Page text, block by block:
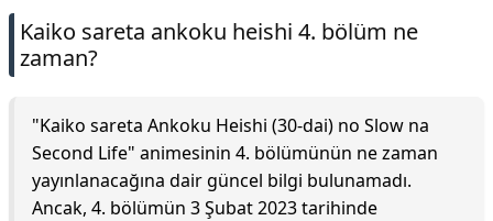
Kaiko sareta ankoku heishi 4. bölüm ne
zaman?
"Kaiko sareta Ankoku Heishi (30-dai) no Slow na
Second Life" animesinin 4. bölümünün ne zaman
yayınlanacağına dair güncel bilgi bulunamadı.
Ancak, 4. bölümün 3 Şubat 2023 tarihinde